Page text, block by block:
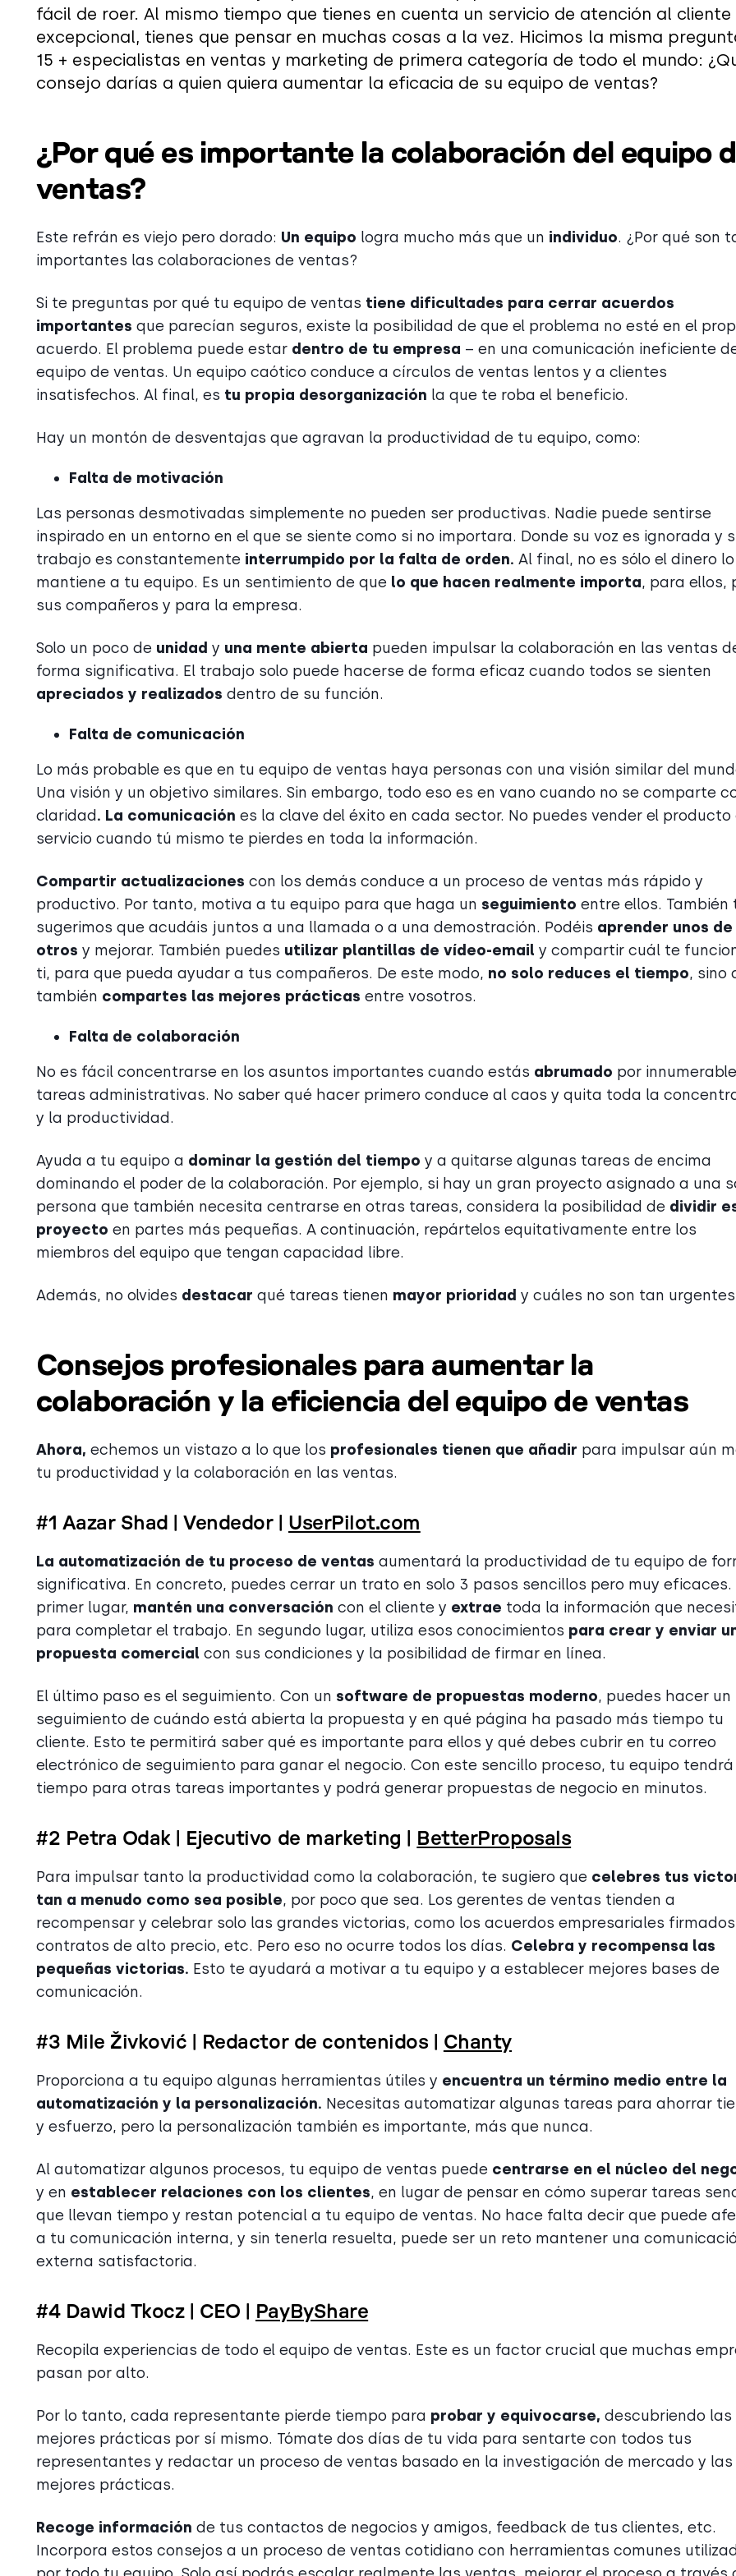
fácil de roer. Al mismo tiempo que tienes en cuenta un servicio de atención al cliente
excepcional, tienes que pensar en muchas cosas a la vez. Hicimos la misma
15 + especialistas en ventas y marketing de primera categoría de todo el mundo:
consejo darías a quien quiera aumentar la eficacia de su equipo de ventas?
¿Por qué es importante la colaboración del equipo
ventas?
Este refrán es viejo pero dorado: Un equipo logra mucho más que un individuo. ¿Por qué son
importantes las colaboraciones de ventas?
Si te preguntas por qué tu equipo de ventas tiene dificultades para cerrar acuerdos
importantes que parecían seguros, existe la posibilidad de que el problema no esté en el
acuerdo. El problema puede estar dentro de tu empresa – en una comunicación ineficiente
equipo de ventas. Un equipo caótico conduce a círculos de ventas lentos y a clientes
insatisfechos. Al final, es tu propia desorganización la que te roba el beneficio.
Hay un montón de desventajas que agravan la productividad de tu equipo, como:
Falta de motivación
Las personas desmotivadas simplemente no pueden ser productivas. Nadie puede sentirse
inspirado en un entorno en el que se siente como si no importara. Donde su voz es ignorada y
trabajo es constantemente interrumpido por la falta de orden. Al final, no es sólo el dinero
mantiene a tu equipo. Es un sentimiento de que lo que hacen realmente importa, para ellos,
sus compañeros y para la empresa.
Solo un poco de unidad y una mente abierta pueden impulsar la colaboración en las ventas
forma significativa. El trabajo solo puede hacerse de forma eficaz cuando todos se sienten
apreciados y realizados dentro de su función.
Falta de comunicación
Lo más probable es que en tu equipo de ventas haya personas con una visión similar del
Una visión y un objetivo similares. Sin embargo, todo eso es en vano cuando no se comparte
claridad. La comunicación es la clave del éxito en cada sector. No puedes vender el producto
servicio cuando tú mismo te pierdes en toda la información.
Compartir actualizaciones con los demás conduce a un proceso de ventas más rápido y
productivo. Por tanto, motiva a tu equipo para que haga un seguimiento entre ellos. También
sugerimos que acudáis juntos a una llamada o a una demostración. Podéis aprender unos de
otros y mejorar. También puedes utilizar plantillas de vídeo-email y compartir cuál te
ti, para que pueda ayudar a tus compañeros. De este modo, no solo reduces el tiempo, sino
también compartes las mejores prácticas entre vosotros.
Falta de colaboración
No es fácil concentrarse en los asuntos importantes cuando estás abrumado por
tareas administrativas. No saber qué hacer primero conduce al caos y quita toda la
y la productividad.
Ayuda a tu equipo a dominar la gestión del tiempo y a quitarse algunas tareas de encima
dominando el poder de la colaboración. Por ejemplo, si hay un gran proyecto asignado a una
persona que también necesita centrarse en otras tareas, considera la posibilidad de dividir
proyecto en partes más pequeñas. A continuación, repártelos equitativamente entre los
miembros del equipo que tengan capacidad libre.
Además, no olvides destacar qué tareas tienen mayor prioridad y cuáles no son tan
Consejos profesionales para aumentar la
colaboración y la eficiencia del equipo de ventas
Ahora, echemos un vistazo a lo que los profesionales tienen que añadir para impulsar aún
tu productividad y la colaboración en las ventas.
#1 Aazar Shad | Vendedor | UserPilot.com
La automatización de tu proceso de ventas aumentará la productividad de tu equipo de
significativa. En concreto, puedes cerrar un trato en solo 3 pasos sencillos pero muy eficaces.
primer lugar, mantén una conversación con el cliente y extrae toda la información que
para completar el trabajo. En segundo lugar, utiliza esos conocimientos para crear y enviar
propuesta comercial con sus condiciones y la posibilidad de firmar en línea.
El último paso es el seguimiento. Con un software de propuestas moderno, puedes hacer un
seguimiento de cuándo está abierta la propuesta y en qué página ha pasado más tiempo tu
cliente. Esto te permitirá saber qué es importante para ellos y qué debes cubrir en tu correo
electrónico de seguimiento para ganar el negocio. Con este sencillo proceso, tu equipo
tiempo para otras tareas importantes y podrá generar propuestas de negocio en minutos.
#2 Petra Odak | Ejecutivo de marketing | BetterProposals
Para impulsar tanto la productividad como la colaboración, te sugiero que celebres tus
tan a menudo como sea posible, por poco que sea. Los gerentes de ventas tienden a
recompensar y celebrar solo las grandes victorias, como los acuerdos empresariales
contratos de alto precio, etc. Pero eso no ocurre todos los días. Celebra y recompensa las
pequeñas victorias. Esto te ayudará a motivar a tu equipo y a establecer mejores bases de
comunicación.
#3 Mile Živković | Redactor de contenidos | Chanty
Proporciona a tu equipo algunas herramientas útiles y encuentra un término medio entre la
automatización y la personalización. Necesitas automatizar algunas tareas para ahorrar
y esfuerzo, pero la personalización también es importante, más que nunca.
Al automatizar algunos procesos, tu equipo de ventas puede centrarse en el núcleo del
y en establecer relaciones con los clientes, en lugar de pensar en cómo superar tareas
que llevan tiempo y restan potencial a tu equipo de ventas. No hace falta decir que puede
a tu comunicación interna, y sin tenerla resuelta, puede ser un reto mantener una
externa satisfactoria.
#4 Dawid Tkocz | CEO | PayByShare
Recopila experiencias de todo el equipo de ventas. Este es un factor crucial que muchas
pasan por alto.
Por lo tanto, cada representante pierde tiempo para probar y equivocarse, descubriendo las
mejores prácticas por sí mismo. Tómate dos días de tu vida para sentarte con todos tus
representantes y redactar un proceso de ventas basado en la investigación de mercado y las
mejores prácticas.
Recoge información de tus contactos de negocios y amigos, feedback de tus clientes, etc.
Incorpora estos consejos a un proceso de ventas cotidiano con herramientas comunes